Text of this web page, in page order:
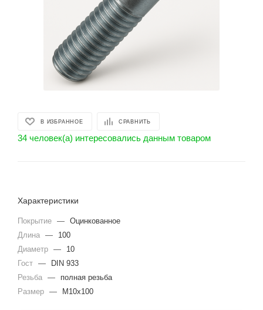
В ИЗБРАННОЕ СРАВНИТЬ
34 человек(а) интересовались данным товаром
Характеристики
Покрытие — Оцинкованное
Длина —
100
Диаметр —
10
Гост —
DIN 933
Резьба —
полная резьба
Размер — М10х100